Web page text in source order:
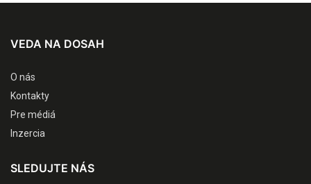
VEDA NA DOSAH
O nás
Kontakty
Pre médiá
Inzercia
SLEDUJTE NÁS